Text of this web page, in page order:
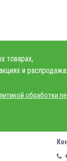
товарах,
и
обработки